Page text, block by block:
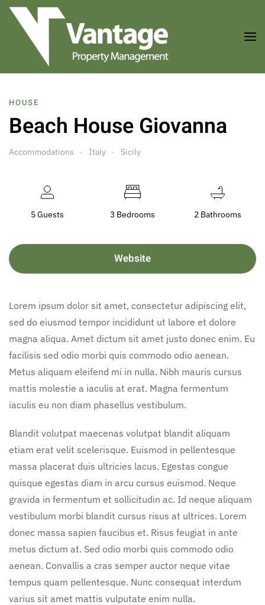
Skip to main content
HOUSE
Beach House Giovanna
Accommodations Italy Sicily
5 Guests 3 Bedrooms 2 Bathrooms
Website
Lorem ipsum dolor sit amet, consectetur adipiscing elit,
sed do eiusmod tempor incididunt ut labore et dolore
magna aliqua. Amet dictum sit amet justo donec enim. Eu
facilisis sed odio morbi quis commodo odio aenean.
Metus aliquam eleifend mi in nulla. Nibh mauris cursus
mattis molestie a iaculis at erat. Magna fermentum
iaculis eu non diam phasellus vestibulum.
Blandit volutpat maecenas volutpat blandit aliquam
etiam erat velit scelerisque. Euismod in pellentesque
massa placerat duis ultricies lacus. Egestas congue
quisque egestas diam in arcu cursus euismod. Neque
gravida in fermentum et sollicitudin ac. Id neque aliquam
vestibulum morbi blandit cursus risus at ultrices. Lorem
donec massa sapien faucibus et. Risus feugiat in ante
metus dictum at. Sed odio morbi quis commodo odio
aenean. Convallis a cras semper auctor neque vitae
tempus quam pellentesque. Nunc consequat interdum
varius sit amet mattis vulputate enim nulla.